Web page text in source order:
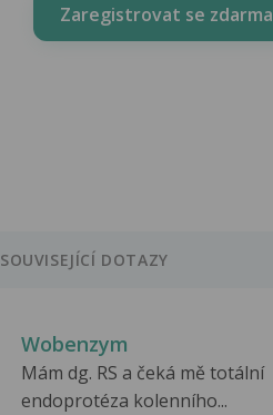
Zaregistrovat se zdarma
SOUVISEJÍCÍ DOTAZY
Wobenzym
Mám dg. RS a čeká mě totální
endoprotéza kolenního...